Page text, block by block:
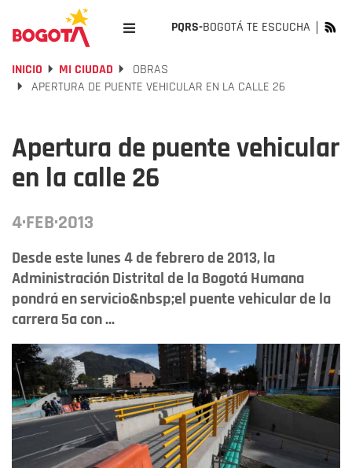
PQRS-BOGOTÁ TE ESCUCHA
INICIO MI CIUDAD
OBRAS
APERTURA DE PUENTE VEHICULAR EN LA CALLE 26
Apertura de puente vehicular
en la calle 26
4·FEB·2013
Desde este lunes 4 de febrero de 2013, la
Administración Distrital de la Bogotá Humana
pondrá en servicio&nbsp;el puente vehicular de la
carrera 5a con ...